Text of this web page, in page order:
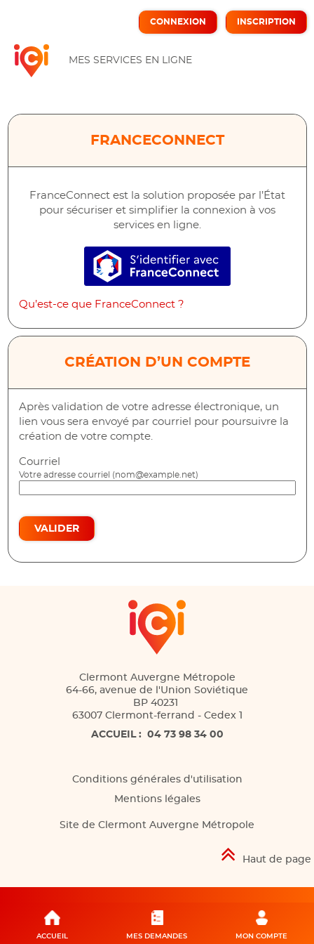
ICI
MES SERVICES EN LIGNE
CONNEXION INSCRIPTION
ACCUEIL MES DEMANDES MON COMPTE
FRANCECONNECT
FranceConnect est la solution proposée par l’État
pour sécuriser et simplifier la connexion à vos
services en ligne.
S’identifier avec
Qu’est-ce que FranceConnect ?
CRÉATION D’UN COMPTE
Après validation de votre adresse électronique, un
lien vous sera envoyé par courriel pour poursuivre la
création de votre compte.
Courriel
Votre adresse courriel (nom@example.net)
VALIDER
Clermont Auvergne Métropole
64-66, avenue de l'Union Soviétique
BP 40231
63007 Clermont-ferrand - Cedex 1
ACCUEIL : 04 73 98 34 00
Conditions générales d'utilisation
Mentions légales
Site de Clermont Auvergne Métropole
Haut de page